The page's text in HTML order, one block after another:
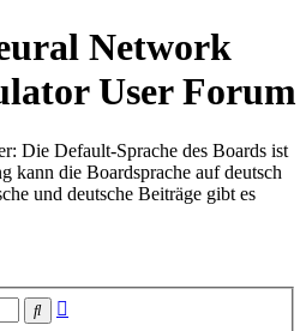
Network
User Forum
Die Default-Sprache des Boards ist
kann die Boardsprache auf deutsch
und deutsche Beiträge gibt es
Search